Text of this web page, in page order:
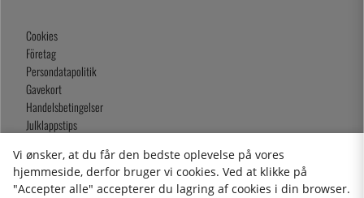
Cookies
Företag
Persondatapolitik
Gavekort
Handelsbetingelser
Julklappstips
Vi ønsker, at du får den bedste oplevelse på vores
hjemmeside, derfor bruger vi cookies. Ved at klikke på
"Accepter alle" accepterer du lagring af cookies i din browser.